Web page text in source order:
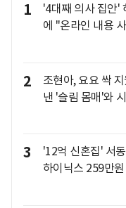
1
'4대째 의사 집안'
에 "온라인 내용
2
조현아, 요요 싹
낸 '슬림 몸매'와
3
'12억 신혼집' 서
하이닉스 259만